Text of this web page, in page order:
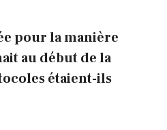
pour la manière
au début de la
étaient-ils